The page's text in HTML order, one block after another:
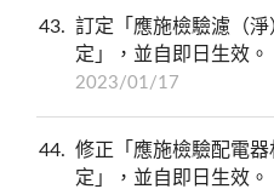
43
訂定「應施檢驗濾（
定」，並自即日生效。
2023/01/17
44
修正「應施檢驗配電
定」，並自即日生效。